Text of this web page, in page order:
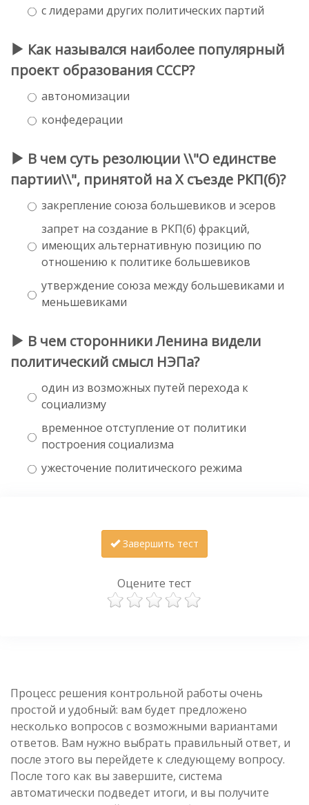
с лидерами других политических партий
Как назывался наиболее популярный
проект образования СССР?
автономизации
конфедерации
В чем суть резолюции \\"О единстве
партии\\", принятой на X съезде РКП(б)?
закрепление союза большевиков и эсеров
запрет на создание в РКП(б) фракций,
имеющих альтернативную позицию по
отношению к политике большевиков
утверждение союза между большевиками и
меньшевиками
В чем сторонники Ленина видели
политический смысл НЭПа?
один из возможных путей перехода к
социализму
временное отступление от политики
построения социализма
ужесточение политического режима
Завершить тест
Оцените тест
Процесс решения контрольной работы очень
простой и удобный: вам будет предложено
несколько вопросов с возможными вариантами
ответов. Вам нужно выбрать правильный ответ, и
после этого вы перейдете к следующему вопросу.
После того как вы завершите, система
автоматически подведет итоги, и вы получите